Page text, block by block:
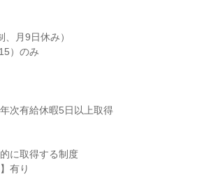
月9日休み）
）のみ
次有給休暇5日以上取得
に取得する制度
有り